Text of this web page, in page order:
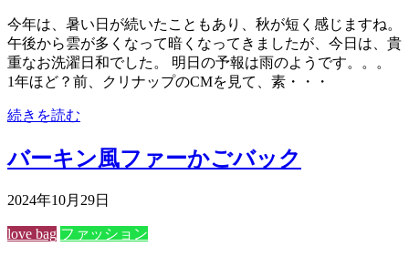
今年は、暑い日が続いたこともあり、秋が短く感じますね。
午後から雲が多くなって暗くなってきましたが、今日は、貴
重なお洗濯日和でした。 明日の予報は雨のようです。。。
1年ほど？前、クリナップのCMを見て、素・・・
続きを読む
バーキン風ファーかごバック
2024年10月29日
love bag ファッション